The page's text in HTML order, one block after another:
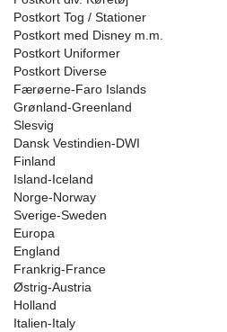
Postkort Tog / Stationer
Postkort med Disney m.m.
Postkort Uniformer
Postkort Diverse
Færøerne-Faro Islands
Grønland-Greenland
Slesvig
Dansk Vestindien-DWI
Finland
Island-Iceland
Norge-Norway
Sverige-Sweden
Europa
England
Frankrig-France
Østrig-Austria
Holland
Italien-Italy